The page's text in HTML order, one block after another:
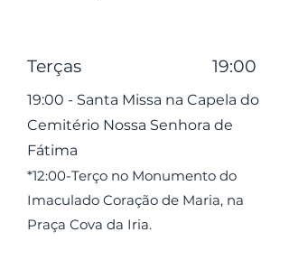
Terças 19:00
19:00 - Santa Missa na Capela do
Cemitério Nossa Senhora de
Fátima
*12:00-Terço no Monumento do
Imaculado Coração de Maria, na
Praça Cova da Iria.